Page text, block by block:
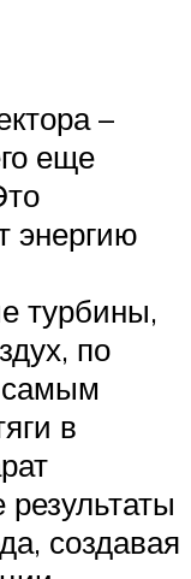
–
еще
энергию
турбины,
по
самым
в
создавая